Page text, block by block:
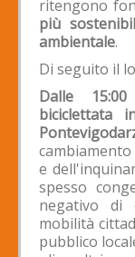
ritengono
più
ambientale.
Di seguito il
Dalle
biciclettata
e
spesso
negativo di
mobilità
pubblico